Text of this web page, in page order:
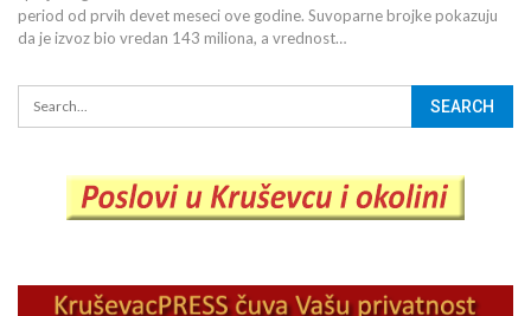
period od prvih devet meseci ove godine. Suvoparne brojke pokazuju
da je izvoz bio vredan 143 miliona, a vrednost…